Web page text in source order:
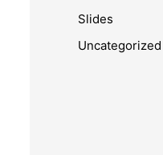
Slides
Uncategorized